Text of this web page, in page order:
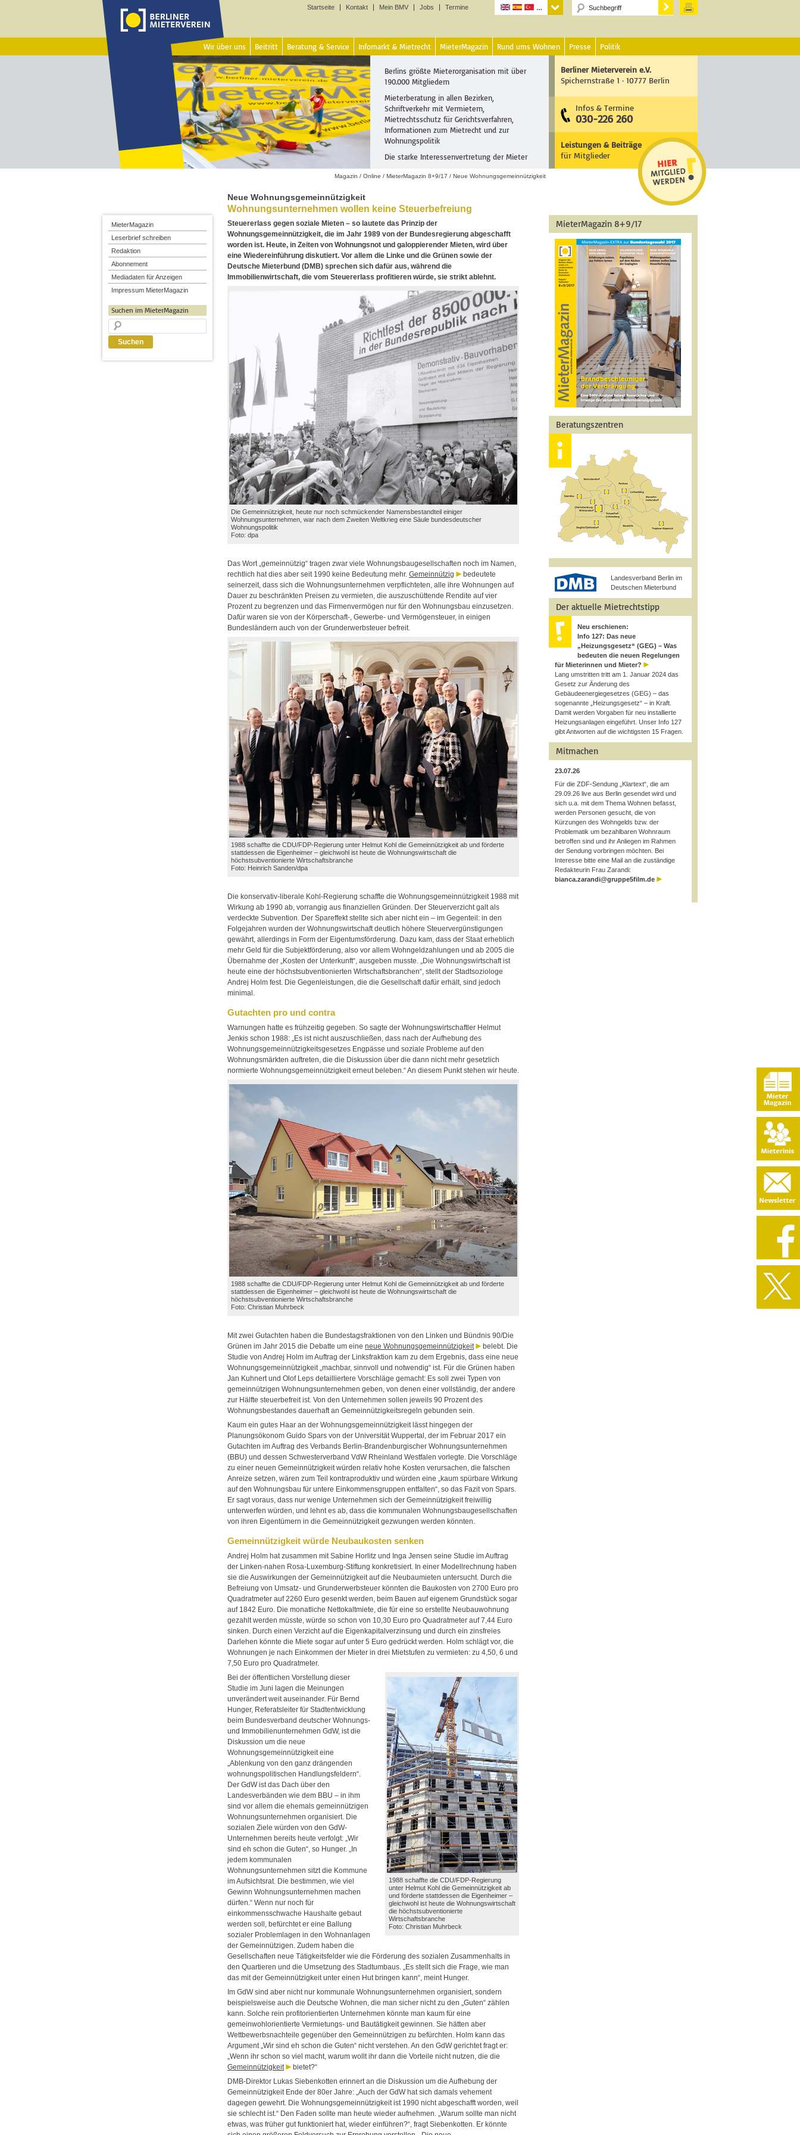
Startseite Kontakt Mein BMV Jobs Termine
Wir über uns Beitritt Beratung & Service Infomarkt & Mietrecht MieterMagazin Rund ums Wohnen Presse Politik
Berlins größte Mieterorganisation mit über
190.000 Mitgliedern
Mieterberatung in allen Bezirken,
Schriftverkehr mit Vermietern,
Mietrechtsschutz für Gerichtsverfahren,
Informationen zum Mietrecht und zur
Wohnungspolitik
Die starke Interessenvertretung der Mieter
Berliner Mieterverein e.V.
Spichernstraße 1 · 10777 Berlin
Infos & Termine
030-226 260
Leistungen & Beiträge
für Mitglieder
Magazin / Online / MieterMagazin 8+9/17 / Neue Wohnungsgemeinnützigkeit
Neue Wohnungsgemeinnützigkeit
Wohnungsunternehmen wollen keine Steuerbefreiung
Steuererlass gegen soziale Mieten – so lautete das Prinzip der
Wohnungsgemeinnützigkeit, die im Jahr 1989 von der Bundesregierung abgeschafft
worden ist. Heute, in Zeiten von Wohnungsnot und galoppierender Mieten, wird über
eine Wiedereinführung diskutiert. Vor allem die Linke und die Grünen sowie der
Deutsche Mieterbund (DMB) sprechen sich dafür aus, während die
Immobilienwirtschaft, die vom Steuererlass profitieren würde, sie strikt ablehnt.
Die Gemeinnützigkeit, heute nur noch schmückender Namensbestandteil einiger
Wohnungsunternehmen, war nach dem Zweiten Weltkrieg eine Säule bundesdeutscher
Wohnungspolitik
Foto: dpa
Das Wort „gemeinnützig“ tragen zwar viele Wohnungsbaugesellschaften noch im Namen,
rechtlich hat dies aber seit 1990 keine Bedeutung mehr. Gemeinnützig
bedeutete
seinerzeit, dass sich die Wohnungsunternehmen verpflichteten, alle ihre Wohnungen auf
Dauer zu beschränkten Preisen zu vermieten, die auszuschüttende Rendite auf vier
Prozent zu begrenzen und das Firmenvermögen nur für den Wohnungsbau einzusetzen.
Dafür waren sie von der Körperschaft-, Gewerbe- und Vermögensteuer, in einigen
Bundesländern auch von der Grunderwerbsteuer befreit.
1988 schaffte die CDU/FDP-Regierung unter Helmut Kohl die Gemeinnützigkeit ab und förderte
stattdessen die Eigenheimer – gleichwohl ist heute die Wohnungswirtschaft die
höchstsubventionierte Wirtschaftsbranche
Foto: Heinrich Sanden/dpa
Die konservativ-liberale Kohl-Regierung schaffte die Wohnungsgemeinnützigkeit 1988 mit
Wirkung ab 1990 ab, vorrangig aus finanziellen Gründen. Der Steuerverzicht galt als
verdeckte Subvention. Der Spareffekt stellte sich aber nicht ein – im Gegenteil: in den
Folgejahren wurden der Wohnungswirtschaft deutlich höhere Steuervergünstigungen
gewährt, allerdings in Form der Eigentumsförderung. Dazu kam, dass der Staat erheblich
mehr Geld für die Subjektförderung, also vor allem Wohngeldzahlungen und ab 2005 die
Übernahme der „Kosten der Unterkunft“, ausgeben musste. „Die Wohnungswirtschaft ist
heute eine der höchstsubventionierten Wirtschaftsbranchen“, stellt der Stadtsoziologe
Andrej Holm fest. Die Gegenleistungen, die die Gesellschaft dafür erhält, sind jedoch
minimal.
Gutachten pro und contra
Warnungen hatte es frühzeitig gegeben. So sagte der Wohnungswirtschaftler Helmut
Jenkis schon 1988: „Es ist nicht auszuschließen, dass nach der Aufhebung des
Wohnungsgemeinnützigkeitsgesetzes Engpässe und soziale Probleme auf den
Wohnungsmärkten auftreten, die die Diskussion über die dann nicht mehr gesetzlich
normierte Wohnungsgemeinnützigkeit erneut beleben.“ An diesem Punkt stehen wir heute.
1988 schaffte die CDU/FDP-Regierung unter Helmut Kohl die Gemeinnützigkeit ab und förderte
stattdessen die Eigenheimer – gleichwohl ist heute die Wohnungswirtschaft die
höchstsubventionierte Wirtschaftsbranche
Foto: Christian Muhrbeck
Mit zwei Gutachten haben die Bundestagsfraktionen von den Linken und Bündnis 90/Die
Grünen im Jahr 2015 die Debatte um eine neue Wohnungsgemeinnützigkeit
belebt. Die
Studie von Andrej Holm im Auftrag der Linksfraktion kam zu dem Ergebnis, dass eine neue
Wohnungsgemeinnützigkeit „machbar, sinnvoll und notwendig“ ist. Für die Grünen haben
Jan Kuhnert und Olof Leps detailliertere Vorschläge gemacht: Es soll zwei Typen von
gemeinnützigen Wohnungsunternehmen geben, von denen einer vollständig, der andere
zur Hälfte steuerbefreit ist. Von den Unternehmen sollen jeweils 90 Prozent des
Wohnungsbestandes dauerhaft an Gemeinnützigkeitsregeln gebunden sein.
Kaum ein gutes Haar an der Wohnungsgemeinnützigkeit lässt hingegen der
Planungsökonom Guido Spars von der Universität Wuppertal, der im Februar 2017 ein
Gutachten im Auftrag des Verbands Berlin-Brandenburgischer Wohnungsunternehmen
(BBU) und dessen Schwesterverband VdW Rheinland Westfalen vorlegte. Die Vorschläge
zu einer neuen Gemeinnützigkeit würden relativ hohe Kosten verursachen, die falschen
Anreize setzen, wären zum Teil kontraproduktiv und würden eine „kaum spürbare Wirkung
auf den Wohnungsbau für untere Einkommensgruppen entfalten“, so das Fazit von Spars.
Er sagt voraus, dass nur wenige Unternehmen sich der Gemeinnützigkeit freiwillig
unterwerfen würden, und lehnt es ab, dass die kommunalen Wohnungsbaugesellschaften
von ihren Eigentümern in die Gemeinnützigkeit gezwungen werden könnten.
Gemeinnützigkeit würde Neubaukosten senken
Andrej Holm hat zusammen mit Sabine Horlitz und Inga Jensen seine Studie im Auftrag
der Linken-nahen Rosa-Luxemburg-Stiftung konkretisiert. In einer Modellrechnung haben
sie die Auswirkungen der Gemeinnützigkeit auf die Neubaumieten untersucht. Durch die
Befreiung von Umsatz- und Grunderwerbsteuer könnten die Baukosten von 2700 Euro pro
Quadratmeter auf 2260 Euro gesenkt werden, beim Bauen auf eigenem Grundstück sogar
auf 1842 Euro. Die monatliche Nettokaltmiete, die für eine so erstellte Neubauwohnung
gezahlt werden müsste, würde so schon von 10,30 Euro pro Quadratmeter auf 7,44 Euro
sinken. Durch einen Verzicht auf die Eigenkapitalverzinsung und durch ein zinsfreies
Darlehen könnte die Miete sogar auf unter 5 Euro gedrückt werden. Holm schlägt vor, die
Wohnungen je nach Einkommen der Mieter in drei Mietstufen zu vermieten: zu 4,50, 6 und
7,50 Euro pro Quadratmeter.
1988 schaffte die CDU/FDP-Regierung
unter Helmut Kohl die Gemeinnützigkeit ab
und förderte stattdessen die Eigenheimer –
gleichwohl ist heute die Wohnungswirtschaft
die höchstsubventionierte
Wirtschaftsbranche
Foto: Christian Muhrbeck
Bei der öffentlichen Vorstellung dieser
Studie im Juni lagen die Meinungen
unverändert weit auseinander. Für Bernd
Hunger, Referatsleiter für Stadtentwicklung
beim Bundesverband deutscher Wohnungs-
und Immobilienunternehmen GdW, ist die
Diskussion um die neue
Wohnungsgemeinnützigkeit eine
„Ablenkung von den ganz drängenden
wohnungspolitischen Handlungsfeldern“.
Der GdW ist das Dach über den
Landesverbänden wie dem BBU – in ihm
sind vor allem die ehemals gemeinnützigen
Wohnungsunternehmen organisiert. Die
sozialen Ziele würden von den GdW-
Unternehmen bereits heute verfolgt: „Wir
sind eh schon die Guten“, so Hunger. „In
jedem kommunalen
Wohnungsunternehmen sitzt die Kommune
im Aufsichtsrat. Die bestimmen, wie viel
Gewinn Wohnungsunternehmen machen
dürfen.“ Wenn nur noch für
einkommensschwache Haushalte gebaut
werden soll, befürchtet er eine Ballung
sozialer Problemlagen in den Wohnanlagen
der Gemeinnützigen. Zudem haben die
Gesellschaften neue Tätigkeitsfelder wie die Förderung des sozialen Zusammenhalts in
den Quartieren und die Umsetzung des Stadtumbaus. „Es stellt sich die Frage, wie man
das mit der Gemeinnützigkeit unter einen Hut bringen kann“, meint Hunger.
Im GdW sind aber nicht nur kommunale Wohnungsunternehmen organisiert, sondern
beispielsweise auch die Deutsche Wohnen, die man sicher nicht zu den „Guten“ zählen
kann. Solche rein profitorientierten Unternehmen könnte man kaum für eine
gemeinwohlorientierte Vermietungs- und Bautätigkeit gewinnen. Sie hätten aber
Wettbewerbsnachteile gegenüber den Gemeinnützigen zu befürchten. Holm kann das
Argument „Wir sind eh schon die Guten“ nicht verstehen. An den GdW gerichtet fragt er:
„Wenn ihr schon so viel macht, warum wollt ihr dann die Vorteile nicht nutzen, die die
Gemeinnützigkeit
bietet?“
DMB-Direktor Lukas Siebenkotten erinnert an die Diskussion um die Aufhebung der
Gemeinnützigkeit Ende der 80er Jahre: „Auch der GdW hat sich damals vehement
dagegen gewehrt. Die Wohnungsgemeinnützigkeit ist 1990 nicht abgeschafft worden, weil
sie schlecht ist.“ Den Faden sollte man heute wieder aufnehmen. „Warum sollte man nicht
etwas, was früher gut funktioniert hat, wieder einführen?“, fragt Siebenkotten. Er könnte
MieterMagazin 8+9/17
Beratungszentren
Landesverband Berlin im
Deutschen Mieterbund
Der aktuelle Mietrechtstipp
Neu erschienen:
Info 127: Das neue
„Heizungsgesetz“ (GEG) – Was
bedeuten die neuen Regelungen
für Mieterinnen und Mieter?
Lang umstritten tritt am 1. Januar 2024 das
Gesetz zur Änderung des
Gebäudeenergiegesetzes (GEG) – das
sogenannte „Heizungsgesetz“ – in Kraft.
Damit werden Vorgaben für neu installierte
Heizungsanlagen eingeführt. Unser Info 127
gibt Antworten auf die wichtigsten 15 Fragen.
Mitmachen
23.07.26
Für die ZDF-Sendung „Klartext“, die am
29.09.26 live aus Berlin gesendet wird und
sich u.a. mit dem Thema Wohnen befasst,
werden Personen gesucht, die von
Kürzungen des Wohngelds bzw. der
Problematik um bezahlbaren Wohnraum
betroffen sind und ihr Anliegen im Rahmen
der Sendung vorbringen möchten. Bei
Interesse bitte eine Mail an die zuständige
Redakteurin Frau Zarandi:
bianca.zarandi@gruppe5film.de
MieterMagazin
Leserbrief schreiben
Redaktion
Abonnement
Mediadaten für Anzeigen
Impressum MieterMagazin
Suchen im MieterMagazin